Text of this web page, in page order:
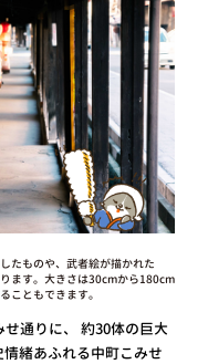
たものや、武者絵が描かれた
ます。大きさは30cmから180cm
こともできます。
通りに、 約30体の巨大
緒あふれる中町こみせ